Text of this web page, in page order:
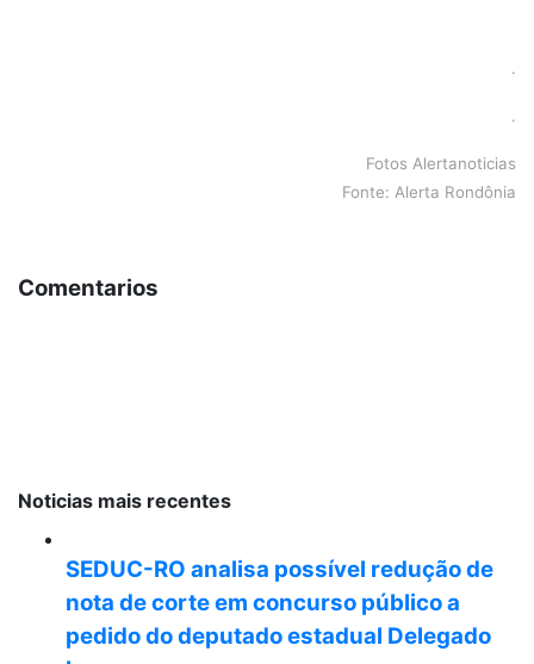
.
.
Fotos Alertanoticias
Fonte: Alerta Rondônia
Comentarios
Noticias mais recentes
SEDUC-RO analisa possível redução de
nota de corte em concurso público a
pedido do deputado estadual Delegado